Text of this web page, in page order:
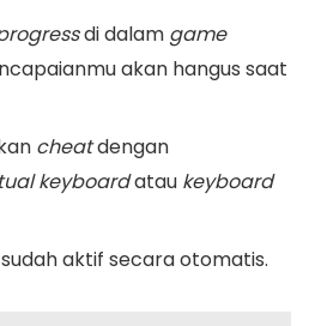
di dalam game
akan hangus saat
cheatdengan
keyboardatau keyboard
aktif secara otomatis.